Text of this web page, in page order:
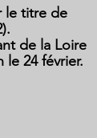
le titre de
de la Loire
24 février.